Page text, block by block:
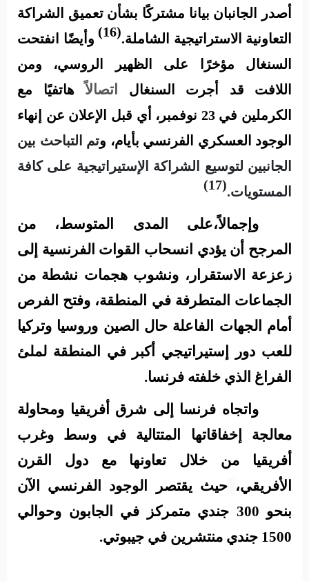
أصدر الجانبان بيانا مشتركًا بشأن تعميق الشراكة
التعاونية الاستراتيجية الشاملة.(16)
وأيضًا انفتحت
السنغال مؤخرًا على الظهير الروسي، ومن
اللافت قد أجرت السنغال
اتصالاً هاتفيًا مع
الكرملين في 23 نوفمبر، أي قبل الإعلان عن إنهاء
الوجود العسكري الفرنسي بأيام، وتم التباحث بين
الجانبين لتوسيع الشراكة الإستيراتيجية على كافة
المستويات.(17)
وإجمالاً،على المدى المتوسط، من
المرجح أن يؤدي انسحاب القوات الفرنسية إلى
زعزعة الاستقرار، ونشوب هجمات نشطة من
الجماعات المتطرفة في المنطقة، وفتح الفرص
أمام الجهات الفاعلة حال الصين وروسيا وتركيا
للعب دور إستيراتيجي أكبر في المنطقة لملئ
الفراغ الذي خلفته فرنسا.
واتجاه فرنسا إلى شرق أفريقيا ومحاولة
معالجة إخفاقاتها المتتالية في وسط وغرب
أفريقيا من خلال تعاونها مع دول القرن
الأفريقي، حيث يقتصر الوجود الفرنسي الآن
بنحو 300 جندي متمركز في الجابون وحوالي
1500 جندي منتشرين في جيبوتي.